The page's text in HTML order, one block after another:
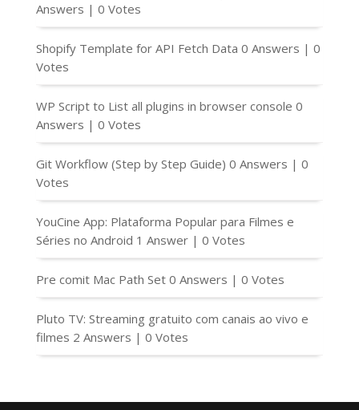
Answers | 0 Votes
Shopify Template for API Fetch Data 0 Answers | 0
Votes
WP Script to List all plugins in browser console 0
Answers | 0 Votes
Git Workflow (Step by Step Guide) 0 Answers | 0
Votes
YouCine App: Plataforma Popular para Filmes e
Séries no Android 1 Answer | 0 Votes
Pre comit Mac Path Set 0 Answers | 0 Votes
Pluto TV: Streaming gratuito com canais ao vivo e
filmes 2 Answers | 0 Votes